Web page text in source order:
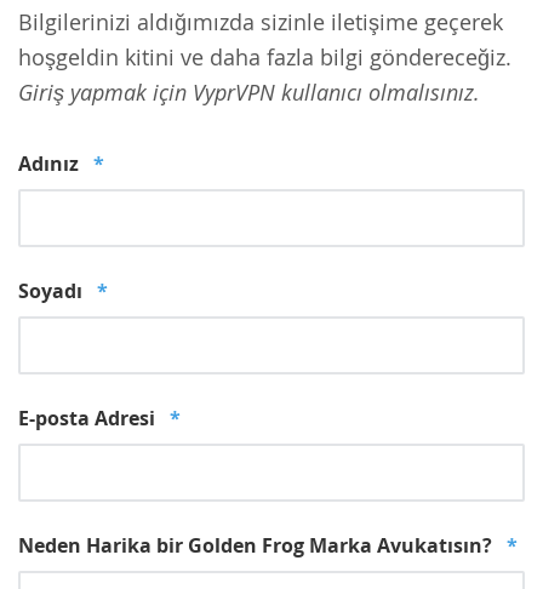
Bilgilerinizi aldığımızda sizinle iletişime geçerek
hoşgeldin kitini ve daha fazla bilgi göndereceğiz.
Giriş yapmak için VyprVPN kullanıcı olmalısınız.
Adınız *
Soyadı *
E-posta Adresi *
Neden Harika bir Golden Frog Marka Avukatısın? *